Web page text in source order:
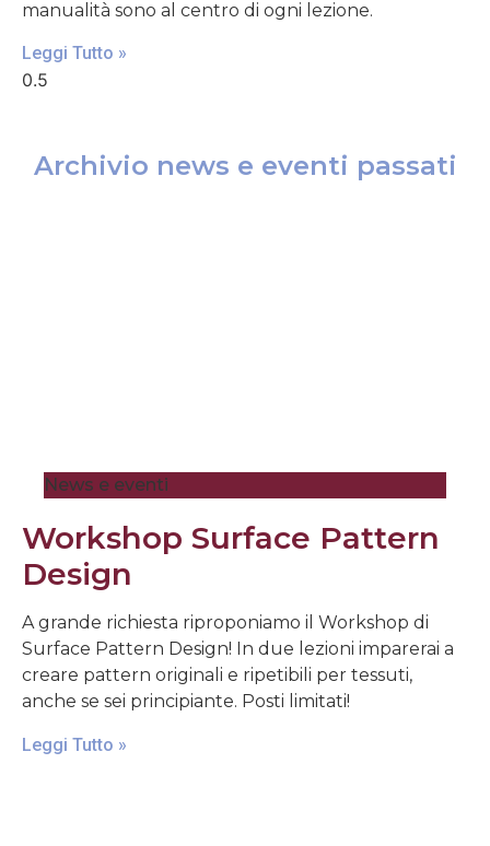
manualità sono al centro di ogni lezione.
Leggi Tutto »
Archivio news e eventi passati
News e eventi
Workshop Surface Pattern
Design
A grande richiesta riproponiamo il Workshop di
Surface Pattern Design! In due lezioni imparerai a
creare pattern originali e ripetibili per tessuti,
anche se sei principiante. Posti limitati!
Leggi Tutto »